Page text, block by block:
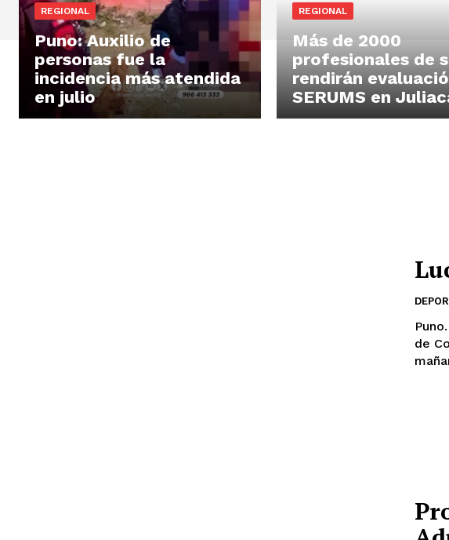
REGIONAL
Puno: Auxilio de
personas fue la
incidencia más atendida
en julio
REGIONAL
Más de 2000
profesionales de
rendirán
SERUMS en
de